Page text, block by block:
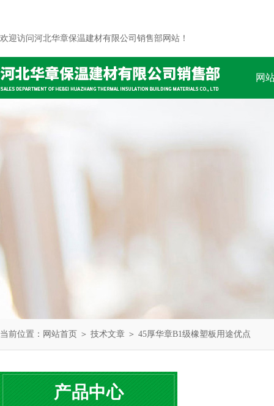
欢迎访问河北华章保温建材有限公司销售部网站！
网
当前位置： 网站首页 ＞ 技术文章 ＞ 45厚华章B1级橡塑板用途优点
产品中心